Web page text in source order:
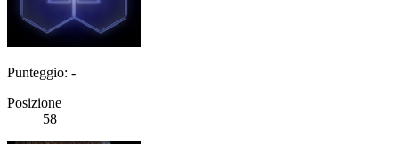
Punteggio: -
Posizione
58